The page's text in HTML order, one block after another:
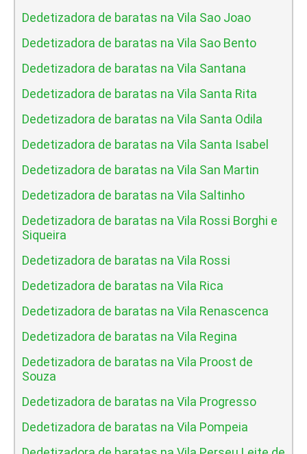
Dedetizadora de baratas na Vila Sao Joao
Dedetizadora de baratas na Vila Sao Bento
Dedetizadora de baratas na Vila Santana
Dedetizadora de baratas na Vila Santa Rita
Dedetizadora de baratas na Vila Santa Odila
Dedetizadora de baratas na Vila Santa Isabel
Dedetizadora de baratas na Vila San Martin
Dedetizadora de baratas na Vila Saltinho
Dedetizadora de baratas na Vila Rossi Borghi e
Siqueira
Dedetizadora de baratas na Vila Rossi
Dedetizadora de baratas na Vila Rica
Dedetizadora de baratas na Vila Renascenca
Dedetizadora de baratas na Vila Regina
Dedetizadora de baratas na Vila Proost de
Souza
Dedetizadora de baratas na Vila Progresso
Dedetizadora de baratas na Vila Pompeia